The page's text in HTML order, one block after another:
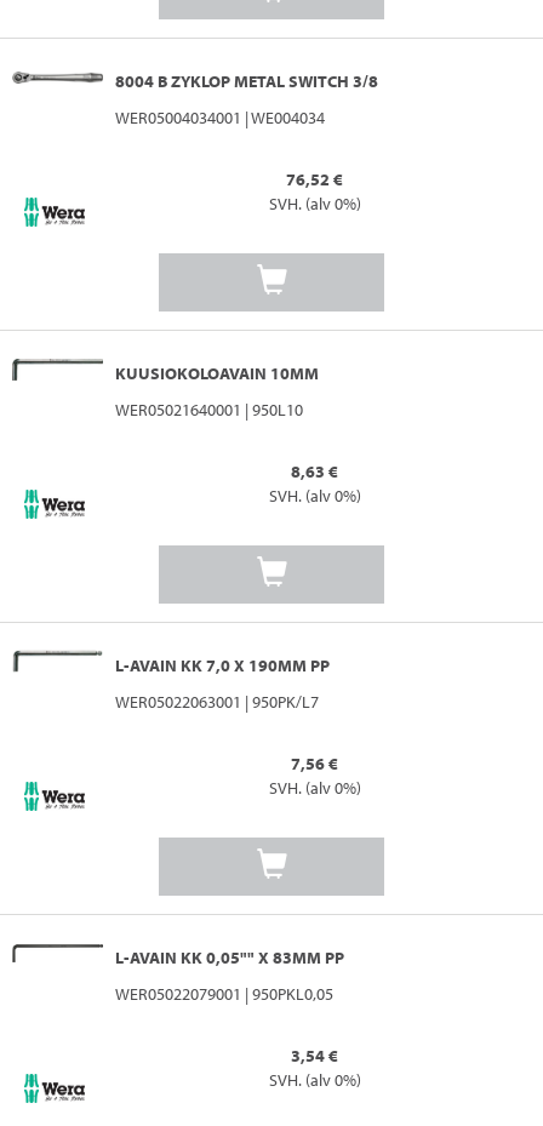
8004 B ZYKLOP METAL SWITCH 3/8
WER05004034001 | WE004034
76,52 €
SVH. (alv 0%)
KUUSIOKOLOAVAIN 10MM
WER05021640001 | 950L10
8,63 €
SVH. (alv 0%)
L-AVAIN KK 7,0 X 190MM PP
WER05022063001 | 950PK/L7
7,56 €
SVH. (alv 0%)
L-AVAIN KK 0,05"" X 83MM PP
WER05022079001 | 950PKL0,05
3,54 €
SVH. (alv 0%)